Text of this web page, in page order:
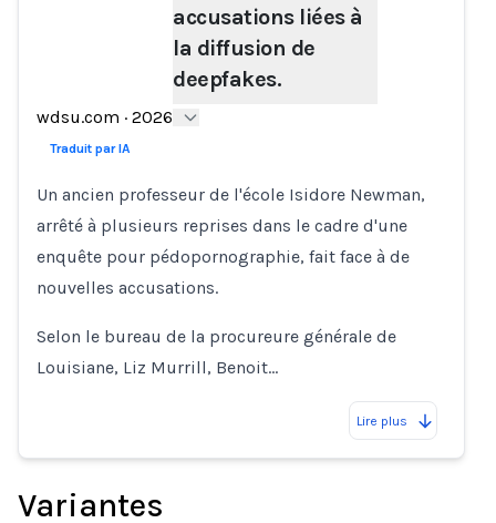
accusations liées à
la diffusion de
deepfakes.
wdsu.com · 2026
Traduit par IA
Un ancien professeur de l'école Isidore Newman,
arrêté à plusieurs reprises dans le cadre d'une
enquête pour pédopornographie, fait face à de
nouvelles accusations.
Selon le bureau de la procureure générale de
Louisiane, Liz Murrill, Benoit…
Lire plus
Variantes